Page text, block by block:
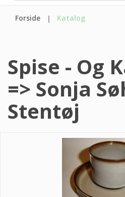
Forside Katalog
Spise - Og
=> Sonja
Stentøj